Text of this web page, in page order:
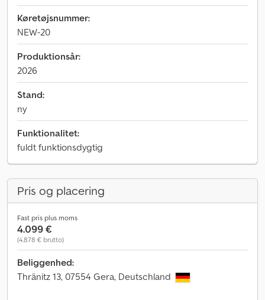
Køretøjsnummer:
NEW-20
Produktionsår:
2026
Stand:
ny
Funktionalitet:
fuldt funktionsdygtig
Pris og placering
Fast pris plus moms
4.099 €
(4.878 € brutto)
Beliggenhed:
Thränitz 13, 07554 Gera, Deutschland